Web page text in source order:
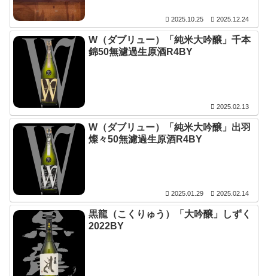
2025.10.25 2025.12.24
W（ダブリュー）「純米大吟醸」千本
錦50無濾過生原酒R4BY
2025.02.13
W（ダブリュー）「純米大吟醸」出羽
燦々50無濾過生原酒R4BY
2025.01.29 2025.02.14
黒龍（こくりゅう）「大吟醸」しずく
2022BY